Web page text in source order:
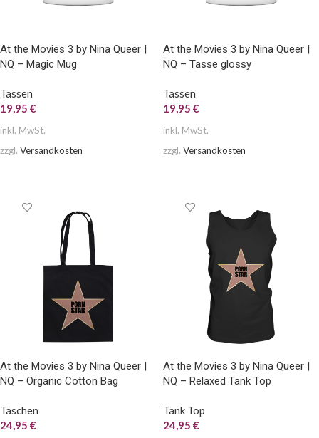
At the Movies 3 by Nina Queer |
NQ – Magic Mug
Tassen
19,95 €
inkl. MwSt.
zzgl. Versandkosten
At the Movies 3 by Nina Queer |
NQ – Tasse glossy
Tassen
19,95 €
inkl. MwSt.
zzgl. Versandkosten
At the Movies 3 by Nina Queer |
NQ – Organic Cotton Bag
Taschen
24,95 €
At the Movies 3 by Nina Queer |
NQ – Relaxed Tank Top
Tank Top
24,95 €